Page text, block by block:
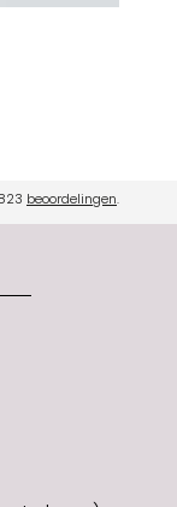
beoordelingen.